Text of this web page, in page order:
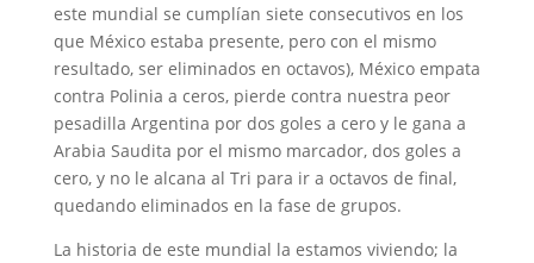
este mundial se cumplían siete consecutivos en los
que México estaba presente, pero con el mismo
resultado, ser eliminados en octavos), México empata
contra Polinia a ceros, pierde contra nuestra peor
pesadilla Argentina por dos goles a cero y le gana a
Arabia Saudita por el mismo marcador, dos goles a
cero, y no le alcana al Tri para ir a octavos de final,
quedando eliminados en la fase de grupos.
La historia de este mundial la estamos viviendo; la